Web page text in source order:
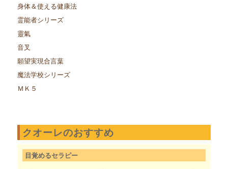
身体＆使える健康法
霊能者シリーズ
靈氣
音叉
願望実現合言葉
魔法学校シリーズ
ＭＫ５
クオーレのおすすめ
目覚めるセラピー